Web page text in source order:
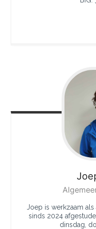
Joep is werkzaam
sinds 2024
dinsdag,